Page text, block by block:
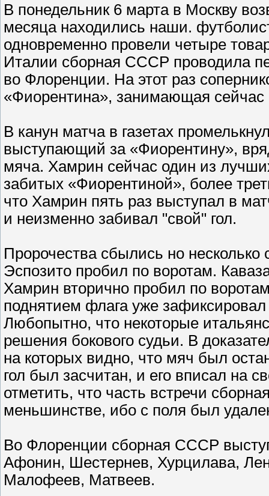
В понедельник 6 марта в Москву
месяца находились наши.
одновременно провели четыре
Италии сборная СССР проводила
во Флоренции. На этот раз
«Фиорентина», занимающая
В канун матча в газетах
выступающий за «Фиорентину»,
мяча. Хамрин сейчас один из
забитых «Фиорентиной», более
что Хамрин пять раз выступал в
и неизменно забивал "свой" гол.
Пророчества сбылись но
Эспозито пробил по воротам.
Хамрин вторично пробил по
поднятием флага уже
Любопытно, что некоторые
решения бокового судьи. В
на которых видно, что мяч был
гол был засчитан, и его вписал на
отметить, что часть встречи
меньшинстве, ибо с поля был
Во Флоренции сборная СССР
Афонин, Шестернев, Хурцилава,
Малофеев, Матвеев.